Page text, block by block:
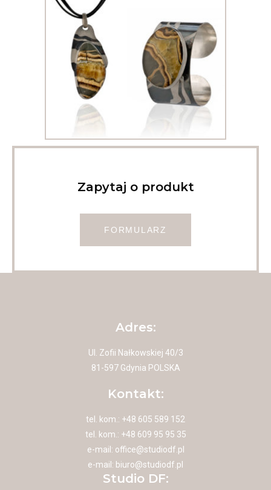
Zapytaj o produkt
FORMULARZ
Adres:
Ul. Zofii Nałkowskiej 40/3
81-597 Gdynia POLSKA
Kontakt:
tel. kom.: +48 605 589 152
tel. kom.: +48 609 95 95 35
e-mail: office@studiodf.pl
e-mail: biuro@studiodf.pl
Studio DF: